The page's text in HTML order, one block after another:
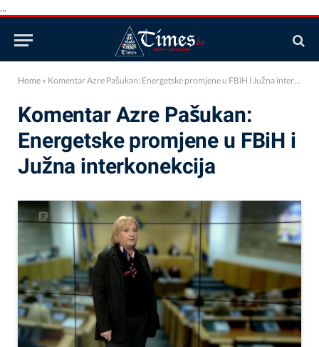
...
Home » Komentar Azre Pašukan: Energetske promjene u FBiH i Južna interkonekcija
Komentar Azre Pašukan:
Energetske promjene u FBiH i
Južna interkonekcija